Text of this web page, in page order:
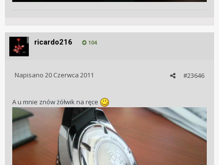
ricardo216 104
#23646
Napisano 20 Czerwca 2011
A u mnie znów żółwik na ręce